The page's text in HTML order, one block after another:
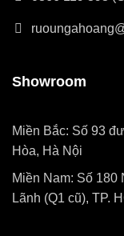
Showroom
Miền Bắc: Số 93
Hòa, Hà Nội
Miền Nam: Số
Lãnh (Q1 cũ), TP.